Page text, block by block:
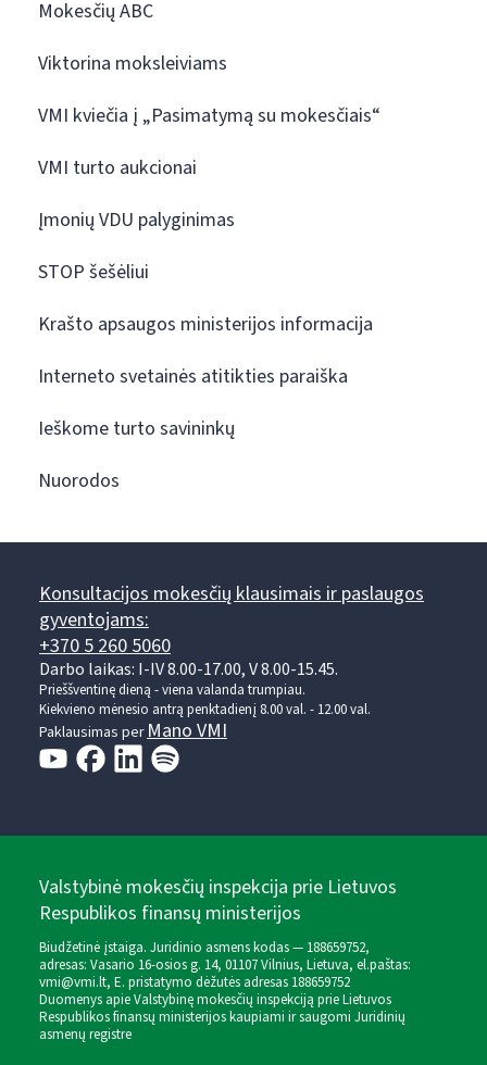
Mokesčių ABC
Viktorina moksleiviams
VMI kviečia į „Pasimatymą su mokesčiais“
VMI turto aukcionai
Įmonių VDU palyginimas
STOP šešėliui
Krašto apsaugos ministerijos informacija
Interneto svetainės atitikties paraiška
Ieškome turto savininkų
Nuorodos
Konsultacijos mokesčių klausimais ir paslaugos
gyventojams:
+370 5 260 5060
Darbo laikas: I-IV 8.00-17.00, V 8.00-15.45.
Prieššventinę dieną - viena valanda trumpiau.
Kiekvieno mėnesio antrą penktadienį 8.00 val. - 12.00 val.
Paklausimas perMano VMI
Valstybinė mokesčių inspekcija prie Lietuvos
Respublikos finansų ministerijos
Biudžetinė įstaiga. Juridinio asmens kodas — 188659752,
adresas: Vasario 16-osios g. 14, 01107 Vilnius, Lietuva, el.paštas:
vmi@vmi.lt, E. pristatymo dėžutės adresas 188659752
Duomenys apie Valstybinę mokesčių inspekciją prie Lietuvos
Respublikos finansų ministerijos kaupiami ir saugomi Juridinių
asmenų registre